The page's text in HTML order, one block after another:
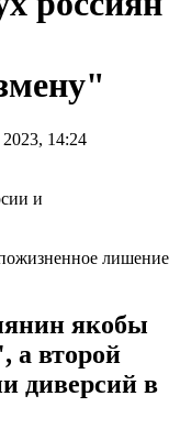
14:24
лишение
якобы
а второй
диверсий в